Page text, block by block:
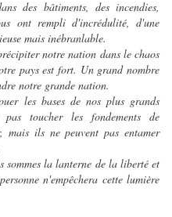
des bâtiments, des incendies,
ont rempli d'incrédulité, d'une
mais inébranlable.
notre nation dans le chaos
pays est fort. Un grand nombre
notre grande nation.
les bases de nos plus grands
toucher les fondements de
mais ils ne peuvent pas entamer
sommes la lanterne de la liberté et
n'empêchera cette lumière